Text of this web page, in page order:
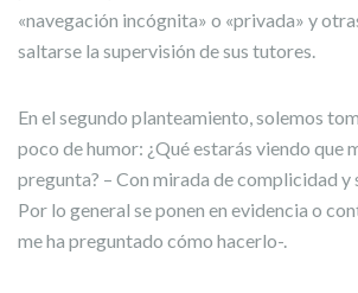
«navegación incógnita» o «privada» y
saltarse la supervisión de sus tutores.
En el segundo planteamiento, solemos
poco de humor: ¿Qué estarás viendo que
pregunta? – Con mirada de complicidad y
Por lo general se ponen en evidencia o
me ha preguntado cómo hacerlo-.